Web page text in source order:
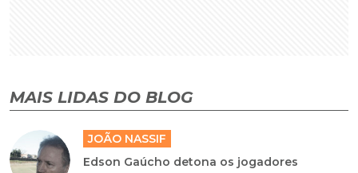
MAIS LIDAS DO BLOG
JOÃO NASSIF
Edson Gaúcho detona os jogadores